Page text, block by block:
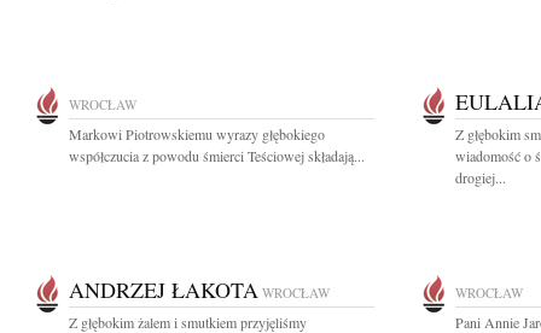
WROCŁAW
Markowi Piotrowskiemu wyrazy głębokiego
współczucia z powodu śmierci Teściowej składają...
Z głębokim
wiadomość o
drogiej...
ANDRZEJ ŁAKOTA WROCŁAW
Z głębokim żalem i smutkiem przyjęliśmy
WROCŁAW
Pani Annie